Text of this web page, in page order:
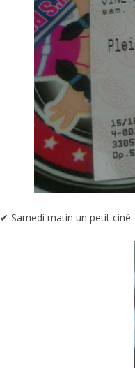
✔︎ Samedi matin un petit ciné